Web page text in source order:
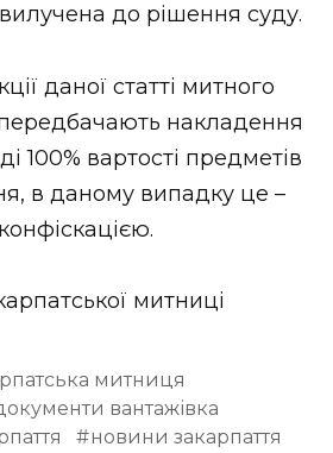
до рішення суду.
даної статті митного
накладення
100% вартості предметів
в даному випадку це –
митниці
митниця
вантажівка
новини закарпаття